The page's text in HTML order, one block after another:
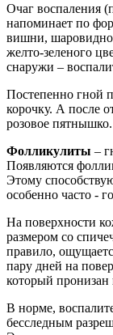
Очаг воспаления
напоминает по
вишни,
желто-зеленого
снаружи –
Постепенно гной
корочку. А после
розовое пятнышко.
Фолликулиты –
Появляются
Этому
особенно часто -
На поверхности
размером со
правило,
пару дней на
который пронизан
В норме,
бесследным